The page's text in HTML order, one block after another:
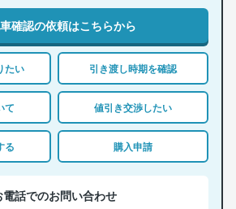
確認の依頼はこちらから
たい 引き渡し時期を確認
て 値引き交渉したい
る 購入申請
電話でのお問い合わせ